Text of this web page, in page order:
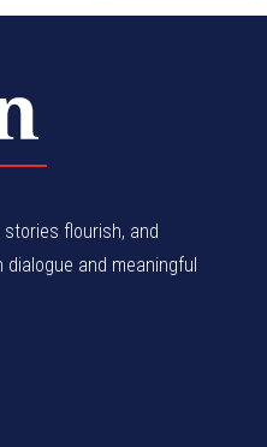
stories flourish, and
and meaningful